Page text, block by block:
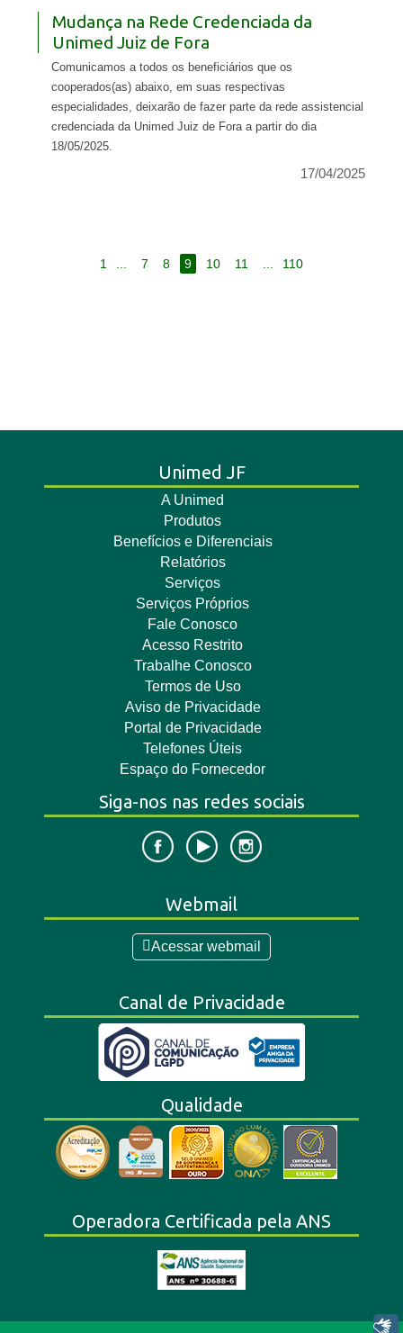
Mudança na Rede Credenciada da
Unimed Juiz de Fora
Comunicamos a todos os beneficiários que os
cooperados(as) abaixo, em suas respectivas
especialidades, deixarão de fazer parte da rede assistencial
credenciada da Unimed Juiz de Fora a partir do dia
18/05/2025.
17/04/2025
1 ... 7 8 9 10 11 ... 110
Unimed JF
A Unimed
Produtos
Benefícios e Diferenciais
Relatórios
Serviços
Serviços Próprios
Fale Conosco
Acesso Restrito
Trabalhe Conosco
Termos de Uso
Aviso de Privacidade
Portal de Privacidade
Telefones Úteis
Espaço do Fornecedor
Siga-nos nas redes sociais
Webmail
Acessar webmail
Canal de Privacidade
Qualidade
Operadora Certificada pela ANS
Libras